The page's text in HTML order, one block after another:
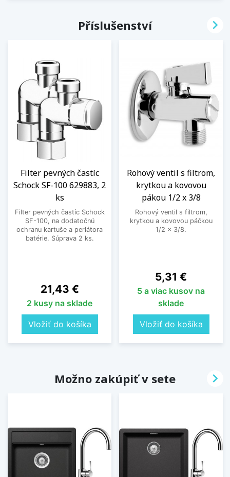
Příslušenství
Filter pevných častíc
Schock SF-100 629883, 2
ks
Filter pevných častíc Schock
SF-100, na dodatočnú
ochranu kartuše a perlátora
batérie. Súprava 2 ks.
Cena
21,43 €
2 kusy na sklade
Vložiť do košíka
Rohový ventil s filtrom,
krytkou a kovovou
pákou 1/2 x 3/8
Rohový ventil s filtrom,
krytkou a kovovou páčkou
1/2 x 3/8.
Cena
5,31 €
5 a viac kusov na
sklade
Vložiť do košíka

Možno zakúpiť v sete 